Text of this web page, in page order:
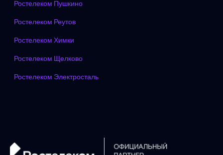
Ростелеком Пушкино
Ростелеком Реутов
Ростелеком Химки
Ростелеком Щелково
Ростелеком Электросталь